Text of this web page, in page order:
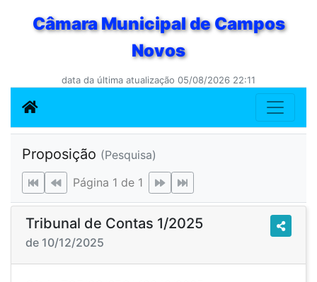
Câmara Municipal de Campos
Novos
data da última atualização 05/08/2026 22:11
Proposição (Pesquisa)
Página 1 de 1
Tribunal de Contas 1/2025
de 10/12/2025